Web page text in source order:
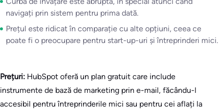
navigați prin sistem pentru prima dată.
Prețul este ridicat în comparație cu alte opțiuni, ceea ce
poate fi o preocupare pentru start-up-uri și întreprinderi mici.
Prețuri: HubSpot oferă un plan gratuit care include
instrumente de bază de marketing prin e-mail, făcându-l
accesibil pentru întreprinderile mici sau pentru cei aflați la